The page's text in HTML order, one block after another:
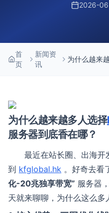
2026-
首
页
新闻资
讯
为什么越来
为什么越来越多人选择
服务器到底香在哪？
最近在站长圈、出海开
到 kfglobal.hk 。好奇去看
化-20兆独享带宽” 服务器
天就来聊聊，为什么这么多